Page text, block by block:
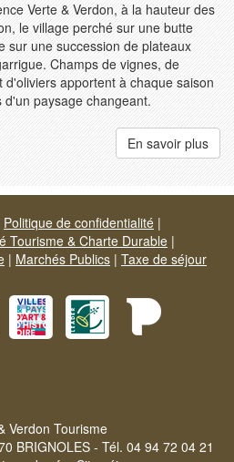
Verte & Verdon, à la hauteur des
le village perché sur une butte
sur une succession de plateaux
Champs de vignes, de
apportent à chaque saison
paysage changeant.
En savoir plus
Politique de confidentialité |
Tourisme & Charte Durable |
| Marchés Publics | Taxe de séjour
Verdon Tourisme
BRIGNOLES - Tél. 04 94 72 04 21